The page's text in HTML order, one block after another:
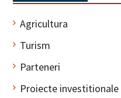
Agricultura
Turism
Parteneri
Proiecte investitionale